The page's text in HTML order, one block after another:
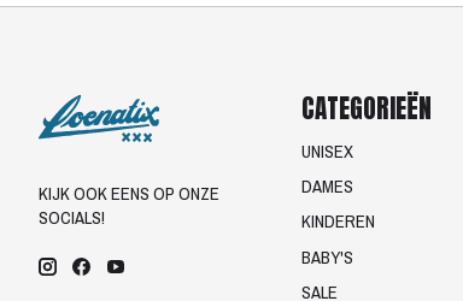
KIJK OOK EENS OP ONZE
SOCIALS!
CATEGORIEËN
UNISEX
DAMES
KINDEREN
BABY'S
SALE